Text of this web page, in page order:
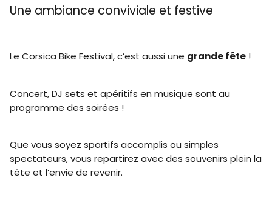
Une ambiance conviviale et festive
Le Corsica Bike Festival, c’est aussi une grande fête !
Concert, DJ sets et apéritifs en musique sont au
programme des soirées !
Que vous soyez sportifs accomplis ou simples
spectateurs, vous repartirez avec des souvenirs plein la
tête et l’envie de revenir.